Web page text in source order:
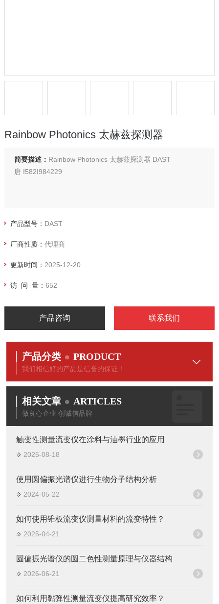
Rainbow Photonics 太赫兹探测器
简要描述： Rainbow Photonics 太赫兹探测器 DAST
唐 I582I984229
产品型号： DAST
厂商性质： 代理商
更新时间： 2025-12-20
访 问 量： 652
产品咨询 联系我们
产品分类 PRODUCT
我们相信好的产品是信誉的保证！
相关文章 ARTICLES
做良心企业 创诚信品牌
触变性测量流变仪在涂料与油墨行业的应用
2025-08-18
使用圆偏振光谱仪进行生物分子结构分析
2024-05-22
如何使用锥板流变仪测量材料的流变特性？
2025-04-21
圆偏振光谱仪的圆二色性测量原理与仪器结构
2026-06-21
如何利用黏弹性测量流变仪提高研究效率？